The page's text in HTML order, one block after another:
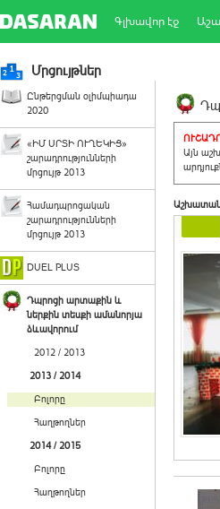
Գլխավոր էջ
Մրցույթներ
Ընթերցման օլիմպիադա
2020
«ԻՄ ՍՐՏԻ ՈՒՂԵԿԻՑ»
շարադրությունների
մրցույթ 2013
Համադպրոցական
շարադրությունների
մրցույթ 2013
DUEL PLUS
Դպրոցի արտաքին և
ներքին տեսքի ամանորյա
ձևավորում
2012 / 2013
2013 / 2014
Բոլորը
Հաղթողներ
2014 / 2015
Բոլորը
Հաղթողներ
Այն